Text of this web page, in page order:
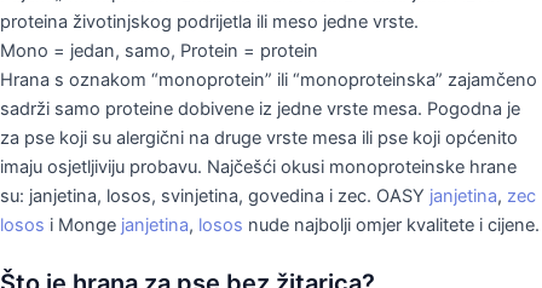
proteina životinjskog podrijetla ili meso jedne vrste.
Mono = jedan, samo, Protein = protein
Hrana s oznakom “monoprotein” ili “monoproteinska” zajamčeno
sadrži samo proteine ​​dobivene iz jedne vrste mesa. Pogodna je
za pse koji su alergični na druge vrste mesa ili pse koji općenito
imaju osjetljiviju probavu. Najčešći okusi monoproteinske hrane
su: janjetina, losos, svinjetina, govedina i zec. OASY janjetina, zec
losos i Monge janjetina, losos nude najbolji omjer kvalitete i cijene.